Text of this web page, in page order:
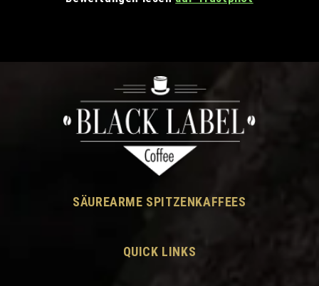
SÄUREARME SPITZENKAFFEES
QUICK LINKS